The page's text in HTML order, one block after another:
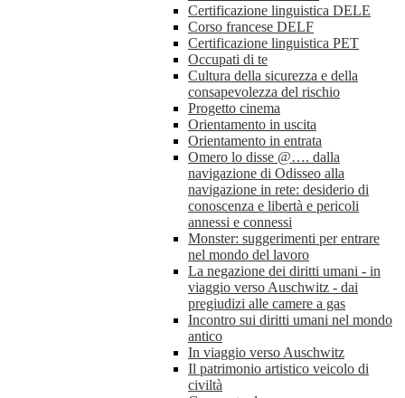
Certificazione linguistica DELE
Corso francese DELF
Certificazione linguistica PET
Occupati di te
Cultura della sicurezza e della
consapevolezza del rischio
Progetto cinema
Orientamento in uscita
Orientamento in entrata
Omero lo disse @…. dalla
navigazione di Odisseo alla
navigazione in rete: desiderio di
conoscenza e libertà e pericoli
annessi e connessi
Monster: suggerimenti per entrare
nel mondo del lavoro
La negazione dei diritti umani - in
viaggio verso Auschwitz - dai
pregiudizi alle camere a gas
Incontro sui diritti umani nel mondo
antico
In viaggio verso Auschwitz
Il patrimonio artistico veicolo di
civiltà